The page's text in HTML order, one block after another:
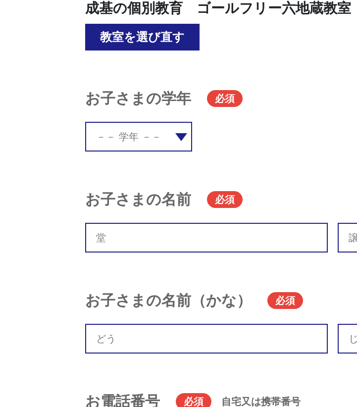
成基の個別教育 ゴールフリー六地蔵教室
教室を選び直す
お子さまの学年 必須
お子さまの名前 必須
お子さまの名前（かな） 必須
お電話番号 必須 自宅又は携帯番号